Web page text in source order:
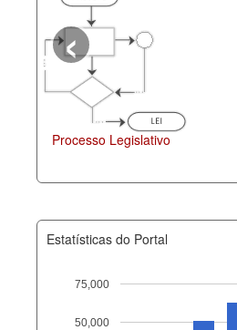
‹
Estatísticas do Portal
50,000
75,000